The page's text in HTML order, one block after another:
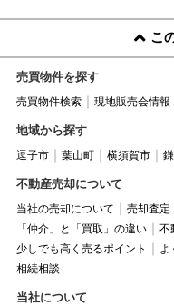
こ
売買物件を探す
売買物件検索 現地販売会情報
地域から探す
逗子市 葉山町 横須賀市
不動産売却について
当社の売却について 売却査定
「仲介」と「買取」の違い
不
少しでも高く売るポイント
よ
相続相談
当社について